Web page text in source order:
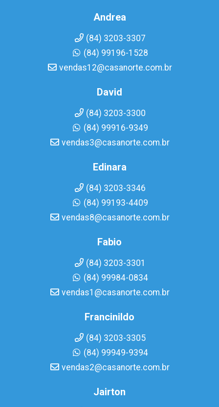
Andrea
(84) 3203-3307
(84) 99196-1528
vendas12@casanorte.com.br
David
(84) 3203-3300
(84) 99916-9349
vendas3@casanorte.com.br
Edinara
(84) 3203-3346
(84) 99193-4409
vendas8@casanorte.com.br
Fabio
(84) 3203-3301
(84) 99984-0834
vendas1@casanorte.com.br
Francinildo
(84) 3203-3305
(84) 99949-9394
vendas2@casanorte.com.br
Jairton